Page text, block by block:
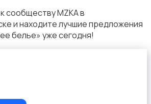
сообществу MZKA в
и находите лучшие предложения
белье» уже сегодня!